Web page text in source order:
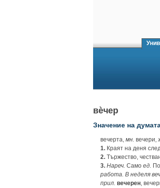
вѐчер
Значение на
вечерта, мн. вечери,
1. Краят на деня
2. Тържество,
3. Нареч. Само ед.
работа. В неделя
прил. вечерен,